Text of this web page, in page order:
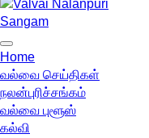
Home
வல்வை செய்திகள்
நலன்புரிச்சங்கம்
வல்வை புளூஸ்
கல்வி